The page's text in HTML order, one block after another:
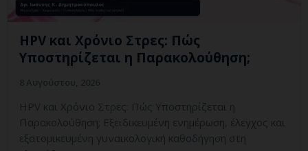
HPV και Χρόνιο Στρες: Πώς
Υποστηρίζεται η Παρακολούθηση;
HPV και Χρόνιο Στρες: Πώς Υποστηρίζεται η
Παρακολούθηση; Εξειδικευμένη ενημέρωση, έλεγχος και
εξατομικευμένη γυναικολογική καθοδήγηση στη